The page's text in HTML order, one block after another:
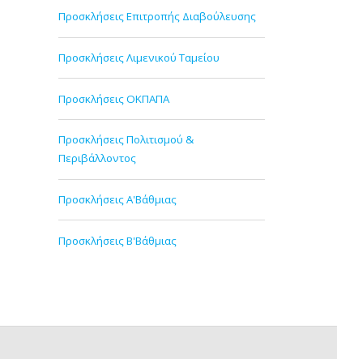
Προσκλήσεις Επιτροπής Διαβούλευσης
Προσκλήσεις Λιμενικού Ταμείου
Προσκλήσεις ΟΚΠΑΠΑ
Προσκλήσεις Πολιτισμού &
Περιβάλλοντος
Προσκλήσεις Α'Βάθμιας
Προσκλήσεις Β'Βάθμιας